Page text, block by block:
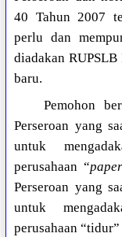
40 Tahun 2007
perlu dan
diadakan RUPSLB
baru.
Pemohon
Perseroan yang
untuk
perusahaan “
Perseroan yang
untuk
perusahaan